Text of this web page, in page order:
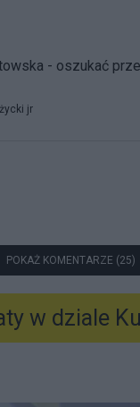
- oszukać
jr
POKAŻ KOMENTARZE (25)
w dziale